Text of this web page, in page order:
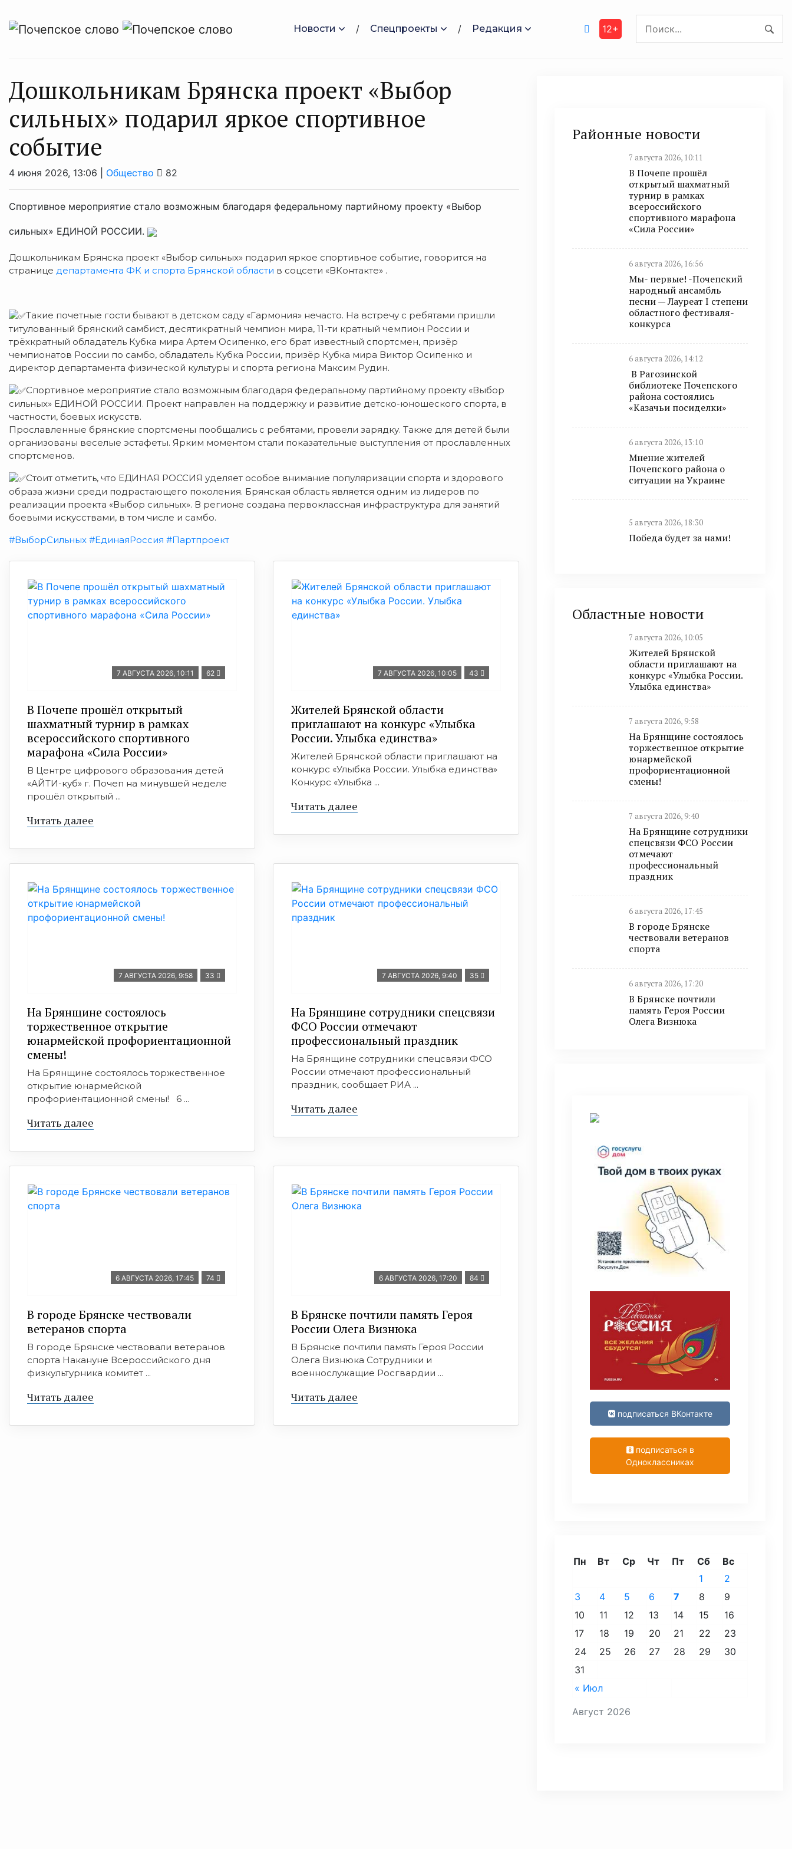
Новости Спецпроекты Редакция 12+
Дошкольникам Брянска проект «Выбор
сильных» подарил яркое спортивное
событие
4 июня 2026, 13:06 | Общество 82
Спортивное мероприятие стало возможным благодаря федеральному партийному проекту «Выбор
сильных» ЕДИНОЙ РОССИИ.
Дошкольникам Брянска проект «Выбор сильных» подарил яркое спортивное событие, говорится на
странице департамента ФК и спорта Брянской области в соцсети «ВКонтакте» .
Такие почетные гости бывают в детском саду «Гармония» нечасто. На встречу с ребятами пришли
титулованный брянский самбист, десятикратный чемпион мира, 11-ти кратный чемпион России и
трёхкратный обладатель Кубка мира Артем Осипенко, его брат известный спортсмен, призёр
чемпионатов России по самбо, обладатель Кубка России, призёр Кубка мира Виктор Осипенко и
директор департамента физической культуры и спорта региона Максим Рудин.
Спортивное мероприятие стало возможным благодаря федеральному партийному проекту «Выбор
сильных» ЕДИНОЙ РОССИИ. Проект направлен на поддержку и развитие детско-юношеского спорта, в
частности, боевых искусств.
Прославленные брянские спортсмены пообщались с ребятами, провели зарядку. Также для детей были
организованы веселые эстафеты. Ярким моментом стали показательные выступления от прославленных
спортсменов.
Стоит отметить, что ЕДИНАЯ РОССИЯ уделяет особое внимание популяризации спорта и здорового
образа жизни среди подрастающего поколения. Брянская область является одним из лидеров по
реализации проекта «Выбор сильных». В регионе создана первоклассная инфраструктура для занятий
боевыми искусствами, в том числе и самбо.
#ВыборСильных #ЕдинаяРоссия #Партпроект
7 АВГУСТА 2026, 10:11 62
В Почепе прошёл открытый
шахматный турнир в рамках
всероссийского спортивного
марафона «Сила России»
В Центре цифрового образования детей
«АЙТИ-куб» г. Почеп на минувшей неделе
прошёл открытый ...
Читать далее
7 АВГУСТА 2026, 10:05 43
Жителей Брянской области
приглашают на конкурс «Улыбка
России. Улыбка единства»
Жителей Брянской области приглашают на
конкурс «Улыбка России. Улыбка единства»
Конкурс «Улыбка ...
Читать далее
7 АВГУСТА 2026, 9:58 33
На Брянщине состоялось
торжественное открытие
юнармейской профориентационной
смены!
На Брянщине состоялось торжественное
открытие юнармейской
профориентационной смены! 6 ...
Читать далее
7 АВГУСТА 2026, 9:40 35
На Брянщине сотрудники спецсвязи
ФСО России отмечают
профессиональный праздник
На Брянщине сотрудники спецсвязи ФСО
России отмечают профессиональный
праздник, сообщает РИА ...
Читать далее
6 АВГУСТА 2026, 17:45 74
В городе Брянске чествовали
ветеранов спорта
В городе Брянске чествовали ветеранов
спорта Накануне Всероссийского дня
физкультурника комитет ...
Читать далее
6 АВГУСТА 2026, 17:20 84
В Брянске почтили память Героя
России Олега Визнюка
В Брянске почтили память Героя России
Олега Визнюка Сотрудники и
военнослужащие Росгвардии ...
Читать далее
Районные новости
7 августа 2026, 10:11
В Почепе прошёл
открытый шахматный
турнир в рамках
всероссийского
спортивного марафона
«Сила России»
6 августа 2026, 16:56
Мы- первые! -Почепский
народный ансамбль
песни — Лауреат I степени
областного фестиваля-
конкурса
6 августа 2026, 14:12
В Рагозинской
библиотеке Почепского
района состоялись
«Казачьи посиделки»
6 августа 2026, 13:10
Мнение жителей
Почепского района о
ситуации на Украине
5 августа 2026, 18:30
Победа будет за нами!
Областные новости
7 августа 2026, 10:05
Жителей Брянской
области приглашают на
конкурс «Улыбка России.
Улыбка единства»
7 августа 2026, 9:58
На Брянщине состоялось
торжественное открытие
юнармейской
профориентационной
смены!
7 августа 2026, 9:40
На Брянщине сотрудники
спецсвязи ФСО России
отмечают
профессиональный
праздник
6 августа 2026, 17:45
В городе Брянске
чествовали ветеранов
спорта
6 августа 2026, 17:20
В Брянске почтили
память Героя России
Олега Визнюка
подписаться ВКонтакте
подписаться в
Одноклассниках
Август 2026
Пн Вт Ср Чт Пт Сб Вс
« Июл
1
2
3
4 5 6 7 8
9
10
11 12 13 14 15
16
17
18 19 20 21 22
23
24
25 26 27 28 29
30
31